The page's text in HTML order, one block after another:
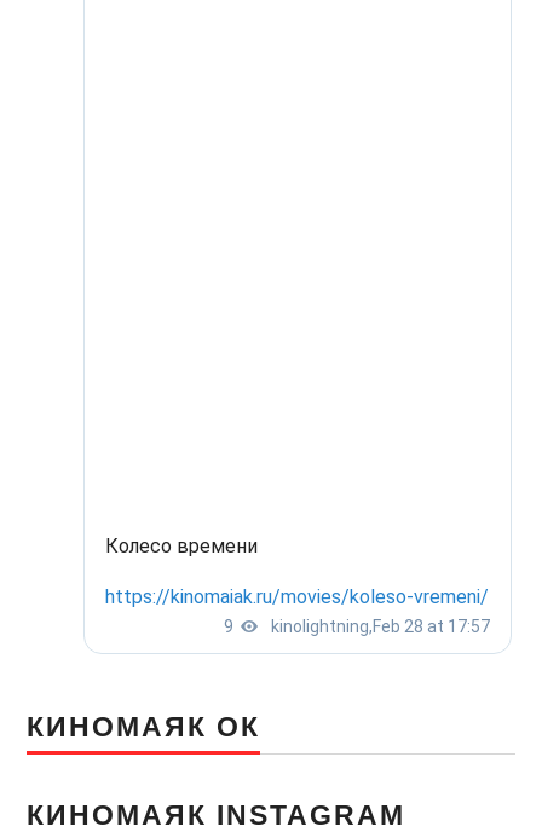
КИНОМАЯК ОК
КИНОМАЯК INSTAGRAM